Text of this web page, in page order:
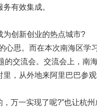
有效集成。
为创新创业的热点城市?
心思。而在本次南海区学
的交流会。交流会上，南
，从外地来阿里巴巴参
万一实现了呢?”也让杭